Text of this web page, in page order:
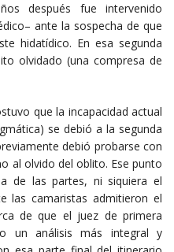
después fue intervenido
ante la sospecha de que
hidatídico. En esa segunda
olvidado (una compresa de
que la incapacidad actual
se debió a la segunda
debió probarse con
al olvido del oblito. Ese punto
de las partes, ni siquiera el
las camaristas admitieron el
de que el juez de primera
un análisis más integral y